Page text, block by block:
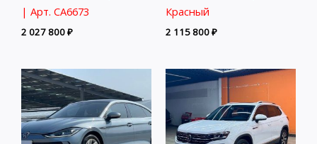
| Арт. CA6673
2 027 800₽
Красный
2 115 800₽